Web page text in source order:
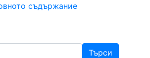
съдържание
Търси